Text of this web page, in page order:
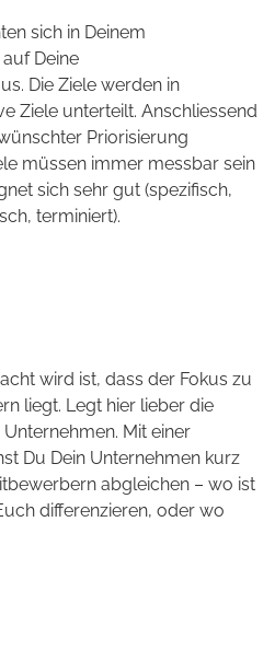
sich in Deinem
Deine
Die Ziele werden in
Ziele unterteilt. Anschliessend
Priorisierung
müssen immer messbar sein
sich sehr gut (spezifisch,
terminiert).
wird ist, dass der Fokus zu
liegt. Legt hier lieber die
Mit einer
Du Dein Unternehmen kurz
abgleichen – wo ist
differenzieren, oder wo